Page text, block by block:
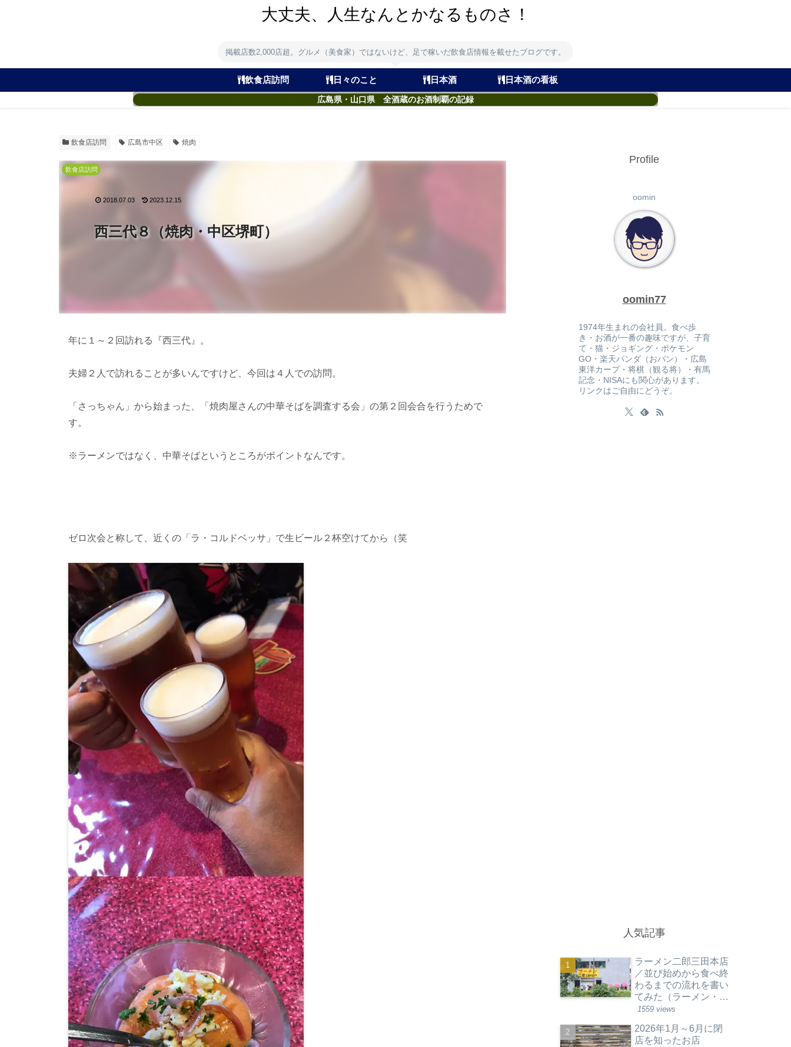
大丈夫、人生なんとかなるものさ！
掲載店数2,000店超。グルメ（美食家）ではないけど、足で稼いだ飲食店情報を載せたブログです。
飲食店訪問 日々のこと 日本酒 日本酒の看板
広島県・山口県 全酒蔵のお酒制覇の記録
飲食店訪問 広島市中区 焼肉
西三代８（焼肉・中区堺町）
飲食店訪問
2018.07.03 2023.12.15
年に１～２回訪れる『西三代』。
夫婦２人で訪れることが多いんですけど、今回は４人での訪問。
「さっちゃん」から始まった、「焼肉屋さんの中華そばを調査する会」の第２回会合を行うためで
す。
※ラーメンではなく、中華そばというところがポイントなんです。
ゼロ次会と称して、近くの「ラ・コルドベッサ」で生ビール２杯空けてから（笑
Profile
oomin
oomin77
1974年生まれの会社員。食べ歩
き・お酒が一番の趣味ですが、子育
て・猫・ジョギング・ポケモン
GO・楽天パンダ（おパン）・広島
東洋カープ・将棋（観る将）・有馬
記念・NISAにも関心があります。
リンクはご自由にどうぞ。
人気記事
ラーメン二郎三田本店
／並び始めから食べ終
わるまでの流れを書い
てみた（ラーメン・東
京都港区）
1559 views
2026年1月～6月に閉
店を知ったお店